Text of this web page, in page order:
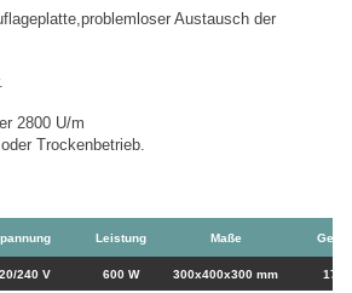
Austausch der
2800 U/m
Trockenbetrieb.
Leistung Maße
240 V 600 W 300x400x300 mm 17